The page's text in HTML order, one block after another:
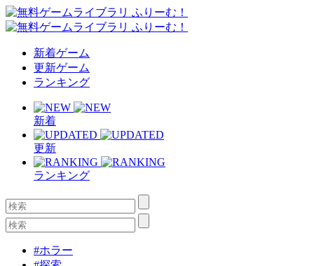
新着ゲーム
更新ゲーム
ランキング
新着
更新
ランキング
#ホラー